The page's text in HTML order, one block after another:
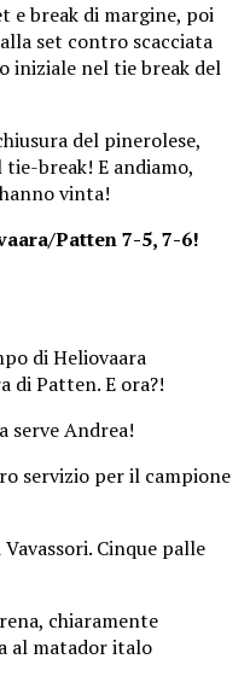
e break di margine, poi
set contro scacciata
iniziale nel tie break del
del pinerolese,
break! E andiamo,
vinta!
Patten 7-5, 7-6!
di Heliovaara
di Patten. E ora?!
serve Andrea!
servizio per il campione
Cinque palle
chiaramente
al matador italo